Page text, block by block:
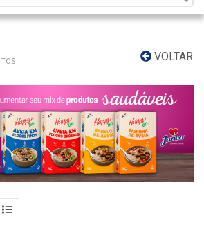
VOLTAR